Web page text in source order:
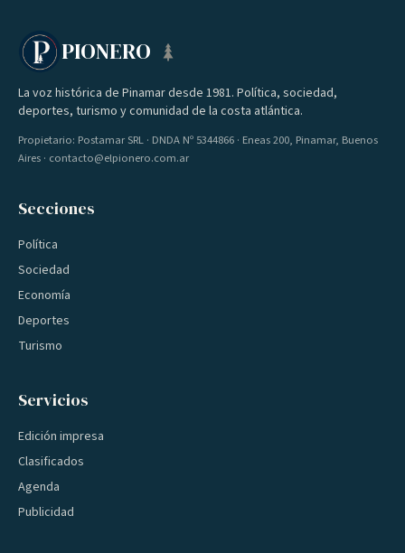
PIONERO
La voz histórica de Pinamar desde 1981. Política, sociedad,
deportes, turismo y comunidad de la costa atlántica.
Propietario: Postamar SRL · DNDA Nº 5344866 · Eneas 200, Pinamar, Buenos
Aires · contacto@elpionero.com.ar
Secciones
Política
Sociedad
Economía
Deportes
Turismo
Servicios
Edición impresa
Clasificados
Agenda
Publicidad